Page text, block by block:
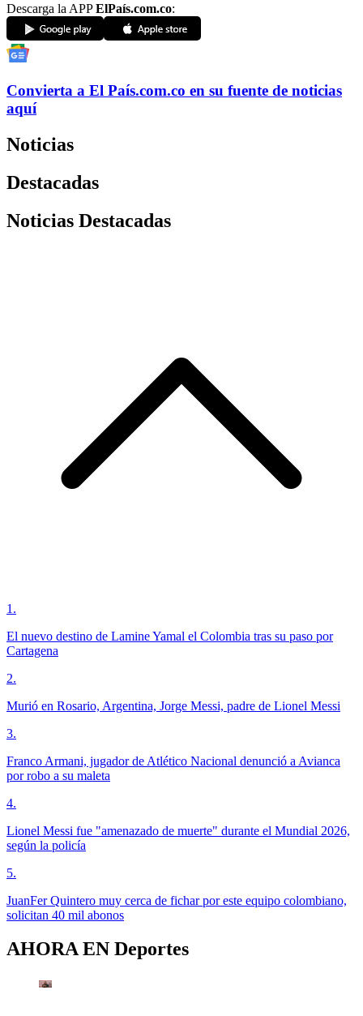
Descarga la APPElPaís.com.co:
Convierta a El País.com.co en su fuente de noticias
aquí
Noticias
Destacadas
Noticias Destacadas
1 .
El nuevo destino de Lamine Yamal el Colombia tras su paso por
Cartagena
2.
Murió en Rosario, Argentina, Jorge Messi, padre de Lionel Messi
3.
Franco Armani, jugador de Atlético Nacional denunció a Avianca
por robo a su maleta
4.
Lionel Messi fue "amenazado de muerte" durante el Mundial 2026,
según la policía
5.
JuanFer Quintero muy cerca de fichar por este equipo colombiano,
solicitan 40 mil abonos
AHORA EN Deportes